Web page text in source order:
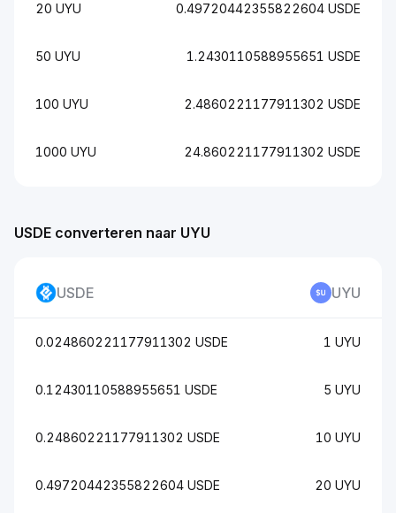
USDE converteren naar UYU
USDE UYU
0.024860221177911302 USDE 1 UYU
0.12430110588955651 USDE 5 UYU
0.24860221177911302 USDE 10 UYU
0.49720442355822604 USDE 20 UYU
20 UYU 0.49720442355822604 USDE
50 UYU 1.2430110588955651 USDE
100 UYU 2.4860221177911302 USDE
1000 UYU 24.860221177911302 USDE